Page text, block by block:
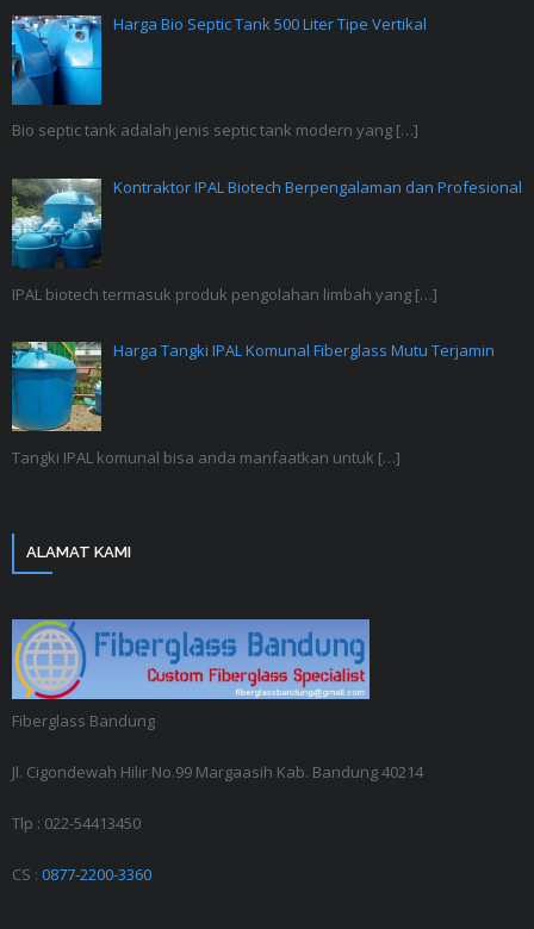
Harga Bio Septic Tank 500 Liter Tipe Vertikal
Bio septic tank adalah jenis septic tank modern yang […]
Kontraktor IPAL Biotech Berpengalaman dan Profesional
IPAL biotech termasuk produk pengolahan limbah yang […]
Harga Tangki IPAL Komunal Fiberglass Mutu Terjamin
Tangki IPAL komunal bisa anda manfaatkan untuk […]
ALAMAT KAMI
Fiberglass Bandung
Jl. Cigondewah Hilir No.99 Margaasih Kab. Bandung 40214
Tlp : 022-54413450
CS : 0877-2200-3360